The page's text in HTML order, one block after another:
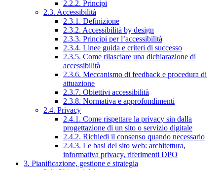
2.2.2. Principi
2.3. Accessibilità
2.3.1. Definizione
2.3.2. Accessibilità by design
2.3.3. Principi per l’accessibilità
2.3.4. Linee guida e criteri di successo
2.3.5. Come rilasciare una dichiarazione di
accessibilità
2.3.6. Meccanismo di feedback e procedura di
attuazione
2.3.7. Obiettivi accessibilità
2.3.8. Normativa e approfondimenti
2.4. Privacy
2.4.1. Come rispettare la privacy sin dalla
progettazione di un sito o servizio digitale
2.4.2. Richiedi il consenso quando necessario
2.4.3. Le basi del sito web: architettura,
informativa privacy, riferimenti DPO
3. Pianificazione, gestione e strategia